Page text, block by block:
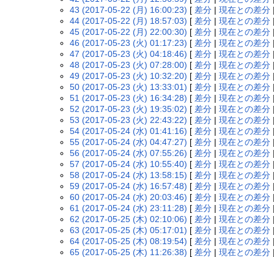
43 (2017-05-22 (月) 16:00:23) [ 差分 |現在との差分 |
44 (2017-05-22 (月) 18:57:03) [ 差分 |現在との差分 |
45 (2017-05-22 (月) 22:00:30) [ 差分 |現在との差分 |
46 (2017-05-23 (火) 01:17:23) [ 差分 |現在との差分 |
47 (2017-05-23 (火) 04:18:46) [ 差分 |現在との差分 |
48 (2017-05-23 (火) 07:28:00) [ 差分 |現在との差分 |
49 (2017-05-23 (火) 10:32:20) [ 差分 |現在との差分 |
50 (2017-05-23 (火) 13:33:01) [ 差分 |現在との差分 |
51 (2017-05-23 (火) 16:34:28) [ 差分 |現在との差分 |
52 (2017-05-23 (火) 19:35:02) [ 差分 |現在との差分 |
53 (2017-05-23 (火) 22:43:22) [ 差分 |現在との差分 |
54 (2017-05-24 (水) 01:41:16) [ 差分 |現在との差分 |
55 (2017-05-24 (水) 04:47:27) [ 差分 |現在との差分 |
56 (2017-05-24 (水) 07:55:26) [ 差分 |現在との差分 |
57 (2017-05-24 (水) 10:55:40) [ 差分 |現在との差分 |
58 (2017-05-24 (水) 13:58:15) [ 差分 |現在との差分 |
59 (2017-05-24 (水) 16:57:48) [ 差分 |現在との差分 |
60 (2017-05-24 (水) 20:03:46) [ 差分 |現在との差分 |
61 (2017-05-24 (水) 23:11:28) [ 差分 |現在との差分 |
62 (2017-05-25 (木) 02:10:06) [ 差分 |現在との差分 |
63 (2017-05-25 (木) 05:17:01) [ 差分 |現在との差分 |
64 (2017-05-25 (木) 08:19:54) [ 差分 |現在との差分 |
65 (2017-05-25 (木) 11:26:38) [ 差分 |現在との差分 |